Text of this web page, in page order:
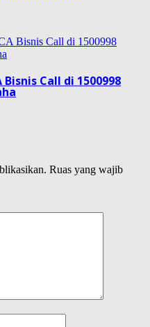
Call di 1500998
Ruas yang wajib